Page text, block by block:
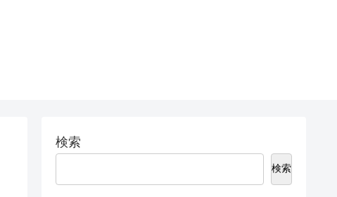
検索
検索